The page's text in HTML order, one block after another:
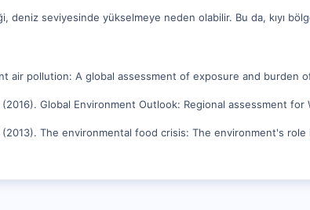
deniz seviyesinde yükselmeye neden olabilir. Bu da, kıyı
air pollution: A global assessment of exposure and burden
Global Environment Outlook: Regional assessment
The environmental food crisis: The environment's